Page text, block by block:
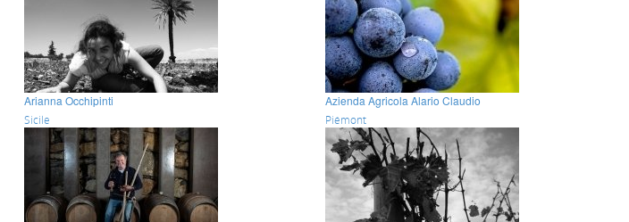
Arianna Occhipinti
Sicile
Azienda Agricola Alario Claudio
Piémont